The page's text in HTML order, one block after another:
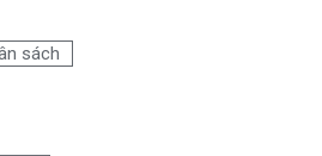
sách